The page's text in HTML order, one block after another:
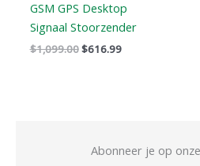
GSM GPS Desktop
Signaal Stoorzender
$1,099.00$616.99
Abonneer je op